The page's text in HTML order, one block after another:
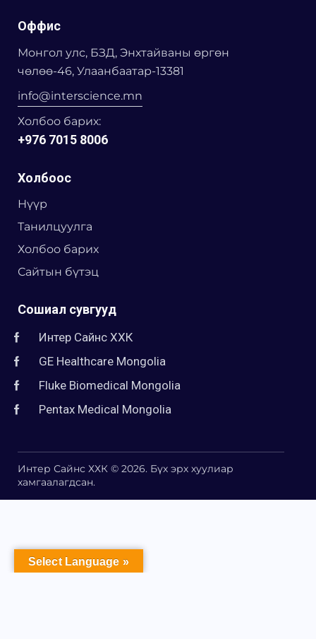
Оффис
Монгол улс, БЗД, Энхтайваны өргөн
чөлөө-46, Улаанбаатар-13381
info@interscience.mn
Холбоо барих:
+976 7015 8006
Холбоос
Нүүр
Танилцуулга
Холбоо барих
Сайтын бүтэц
Сошиал сувгууд
Интер Сайнс ХХК
GE Healthcare Mongolia
Fluke Biomedical Mongolia
Pentax Medical Mongolia
Интер Сайнс ХХК © 2026. Бүх эрх хуулиар
хамгаалагдсан.
Select Language »